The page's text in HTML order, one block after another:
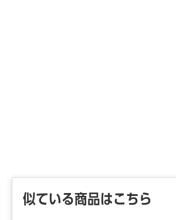
似ている商品はこちら